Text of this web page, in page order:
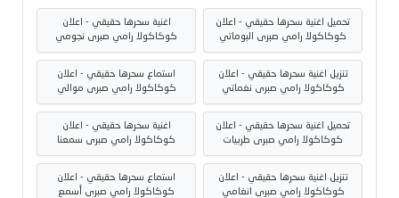
تحميل اغنية سحرها حقيقي - اعلان
كوكاكولا رامي صبرى البوماتي
اغنية سحرها حقيقي - اعلان
كوكاكولا رامي صبرى نجومي
تنزيل اغنية سحرها حقيقي - اعلان
كوكاكولا رامي صبرى نغماتي
استماع سحرها حقيقي - اعلان
كوكاكولا رامي صبرى موالي
تحميل اغنية سحرها حقيقي - اعلان
كوكاكولا رامي صبرى طربيات
اغنية سحرها حقيقي - اعلان
كوكاكولا رامي صبرى سمعنا
تنزيل اغنية سحرها حقيقي - اعلان
كوكاكولا رامي صبرى انغامي
استماع سحرها حقيقي - اعلان
كوكاكولا رامي صبرى أسمع